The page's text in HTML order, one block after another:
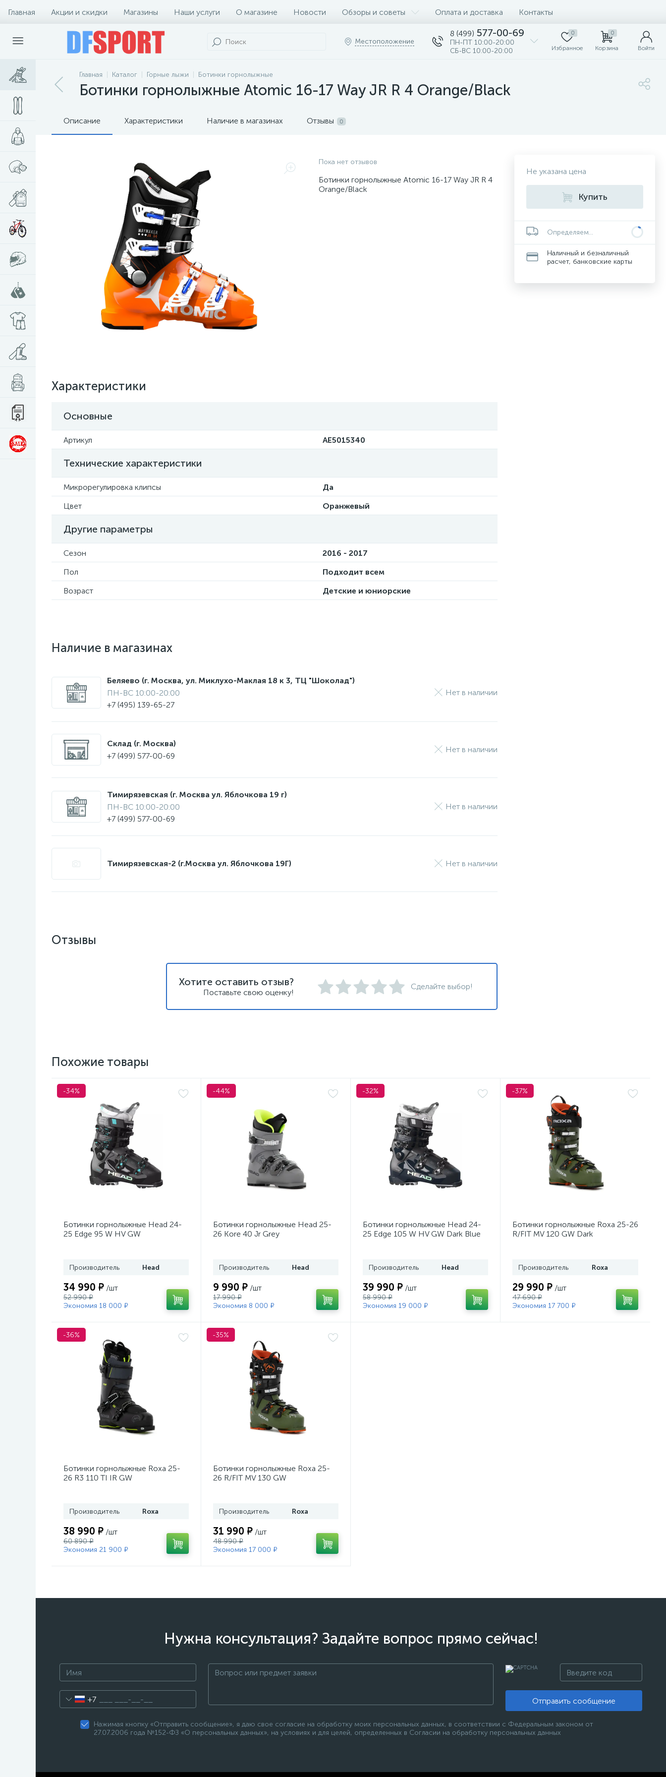
Главная Акции и скидки Магазины Наши услуги О магазине Новости Обзоры и советы Оплата и доставка Контакты
Местоположение
8 (499) 577-00-69
ПН-ПТ 10:00-20:00
СБ-ВС 10:00-20:00
0
Избранное
0
Корзина Войти
Главная Каталог Горные лыжи Ботинки горнолыжные
Ботинки горнолыжные Atomic 16-17 Way JR R 4 Orange/Black
Описание Характеристики Наличие в магазинах Отзывы 0
Пока нет отзывов
Ботинки горнолыжные Atomic 16-17 Way JR R 4
Orange/Black
Характеристики
Основные
Артикул AE5015340
Технические характеристики
Микрорегулировка клипсы
Да
Цвет
Оранжевый
Другие параметры
Сезон
2016 - 2017
Пол
Подходит всем
Возраст
Детские и юниорские
Наличие в магазинах
Беляево (г. Москва, ул. Миклухо-Маклая 18 к 3, ТЦ "Шоколад")
ПН-ВС 10:00-20:00
+7 (495) 139-65-27
Нет в наличии
Склад (г. Москва)
+7 (499) 577-00-69
Нет в наличии
Тимирязевская (г. Москва ул. Яблочкова 19 г)
ПН-ВС 10:00-20:00
+7 (499) 577-00-69
Нет в наличии
Тимирязевская-2 (г.Москва ул. Яблочкова 19Г) Нет в наличии
Не указана цена
Купить
Определяем...
Наличный и безналичный
расчет, банковские карты
Отзывы
Хотите оставить отзыв?
Поставьте свою оценку!
Сделайте выбор!
Похожие товары
-34%
Ботинки горнолыжные Head 24-
25 Edge 95 W HV GW
Производитель Head
34 990 ₽ /шт
52 990 ₽
Экономия 18 000 ₽
-44%
Ботинки горнолыжные Head 25-
26 Kore 40 Jr Grey
Производитель Head
9 990 ₽ /шт
17 990 ₽
Экономия 8 000 ₽
-32%
Ботинки горнолыжные Head 24-
25 Edge 105 W HV GW Dark Blue
Производитель Head
39 990 ₽ /шт
58 990 ₽
Экономия 19 000 ₽
-37%
Ботинки горнолыжные Roxa 25-26
R/FIT MV 120 GW Dark
Производитель Roxa
29 990 ₽ /шт
47 690 ₽
Экономия 17 700 ₽
-36%
Ботинки горнолыжные Roxa 25-
26 R3 110 TI IR GW
Производитель Roxa
38 990 ₽ /шт
60 890 ₽
Экономия 21 900 ₽
-35%
Ботинки горнолыжные Roxa 25-
26 R/FIT MV 130 GW
Производитель Roxa
31 990 ₽ /шт
48 990 ₽
Экономия 17 000 ₽
Нужна консультация? Задайте вопрос прямо сейчас!
+7 Отправить сообщение
Нажимая кнопку «Отправить сообщение», я даю свое согласие на обработку моих персональных данных, в соответствии с Федеральным законом от
27.07.2006 года №152-ФЗ «О персональных данных», на условиях и для целей, определенных в Согласии на обработку персональных данных